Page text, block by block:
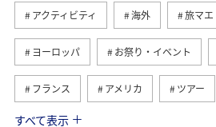
アクティビティ 海外 旅マエ
ヨーロッパ お祭り・イベント
フランス アメリカ ツアー
すべて表示